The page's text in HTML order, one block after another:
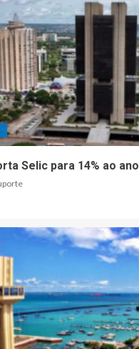
Selic para 14% ao ano